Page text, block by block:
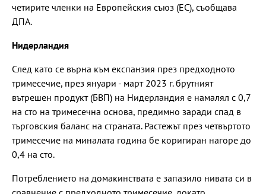
четирите членки на Европейския съюз (ЕС), съобщава
ДПА.
Нидерландия
След като се върна към експанзия през предходното
тримесечие, през януари - март 2023 г. брутният
вътрешен продукт (БВП) на Нидерландия е намалял с 0,7
на сто на тримесечна основа, предимно заради спад в
търговския баланс на страната. Растежът през четвъртото
тримесечие на миналата година бе коригиран нагоре до
0,4 на сто.
Потреблението на домакинствата е запазило нивата си в